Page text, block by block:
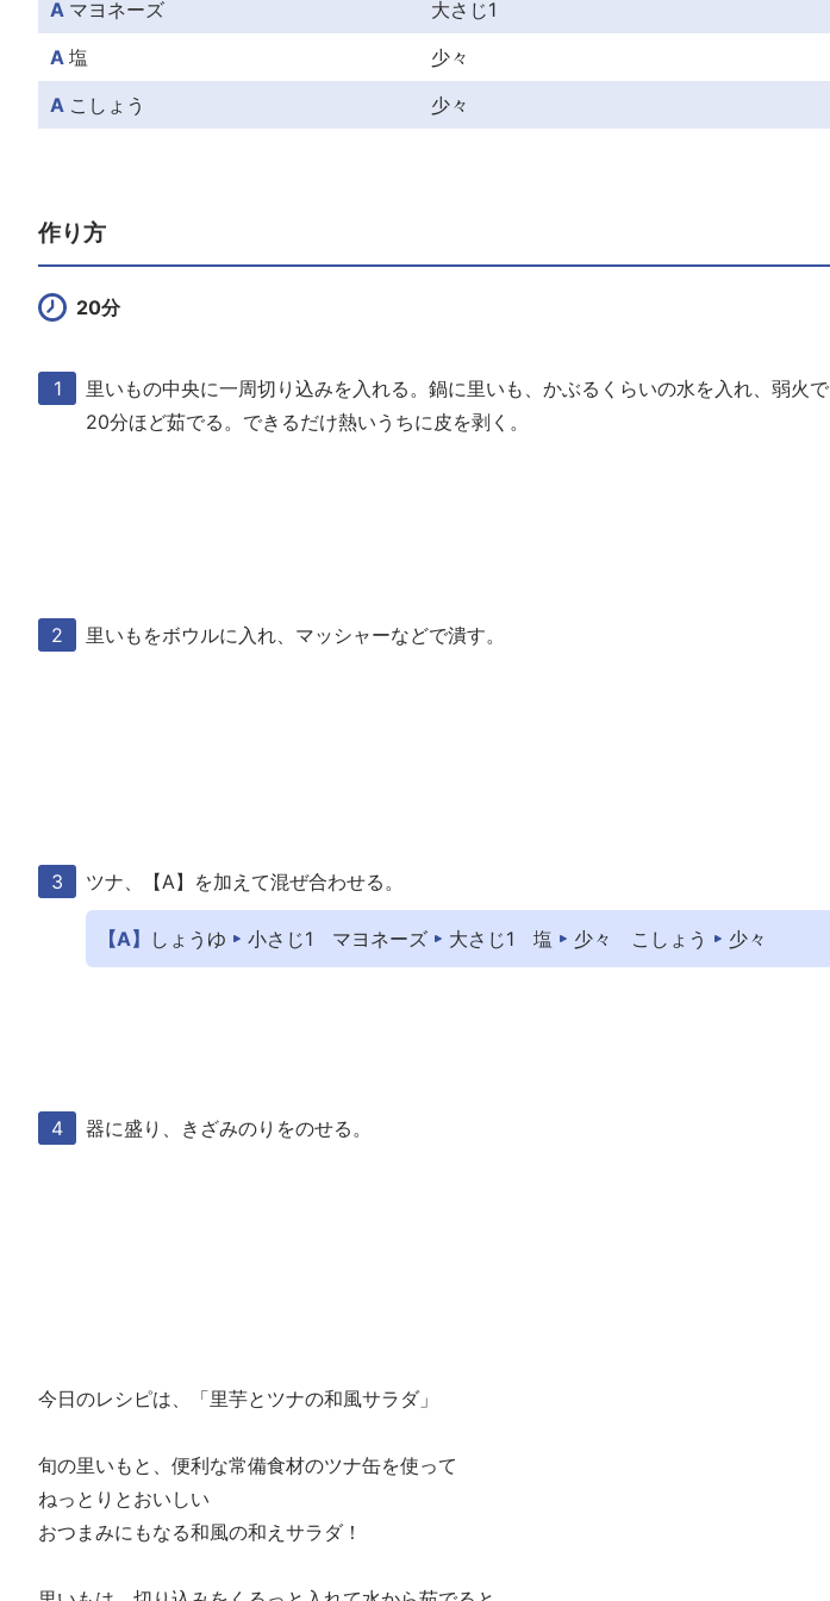
A マヨネーズ
大さじ1
A 塩
少々
A こしょう 少々
作り方
20分
里いもの中央に一周切り込みを入れる。鍋に里いも、かぶるくらいの水を入れ、弱火で
20分ほど茹でる。できるだけ熱いうちに皮を剥く。
里いもをボウルに入れ、マッシャーなどで潰す。
ツナ、【A】を加えて混ぜ合わせる。
【A】 しょうゆ 小さじ1 マヨネーズ 大さじ1 塩 少々 こしょう 少々
器に盛り、きざみのりをのせる。
今日のレシピは、「里芋とツナの和風サラダ」
旬の里いもと、便利な常備食材のツナ缶を使って
ねっとりとおいしい
おつまみにもなる和風の和えサラダ！